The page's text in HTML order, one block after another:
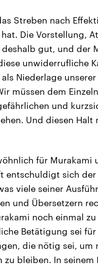
Streben nach
Die Vorstellung,
gut, und der
unwiderrufliche
Niederlage
müssen dem
und
Und diesen
für Murakami
entschuldigt sich
viele seiner
und Übersetzern
noch einmal
Betätigung sei
die nötig sei,
zu bleiben. In